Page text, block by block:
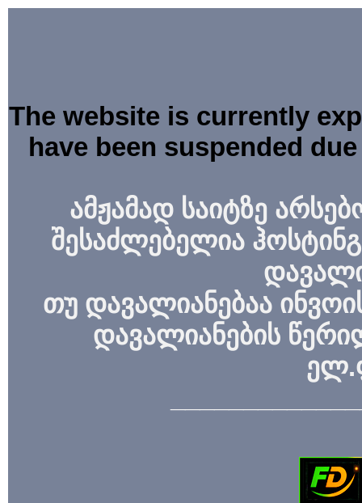
The website is currently
have been suspended
ამჟამად საიტზე
შესაძლებელია
თუ დავალიანებაა
დავალიანების